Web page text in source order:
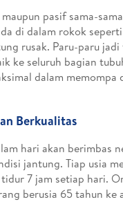
pasif sama-
di dalam rokok
rusak. Paru-paru
ke seluruh bagian
dalam memompa
Berkualitas
hari akan berimbas
jantung. Tiap usia
7 jam setiap hari.
berusia 65 tahun